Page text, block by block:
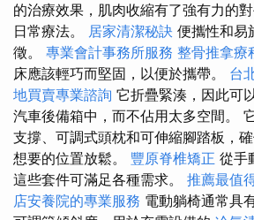
的治療效果，肌肉收縮有了強有力的
日常療法。 居家清潔秘訣 便攜性和易
徵。 專業會計事務所服務 整骨推拿療
床應該輕巧而堅固，以便於攜帶。 台
地買賣專業諮詢 它折疊緊湊，因此可
汽車後備箱中，而不佔用太多空間。
支撐、可調式頭枕和可伸縮腳踏板，
想要的位置放鬆。 豐原脊椎矯正 從手
這些套件可滿足各種需求。 推薦最值
店安養院的專業服務 電動躺椅通常具